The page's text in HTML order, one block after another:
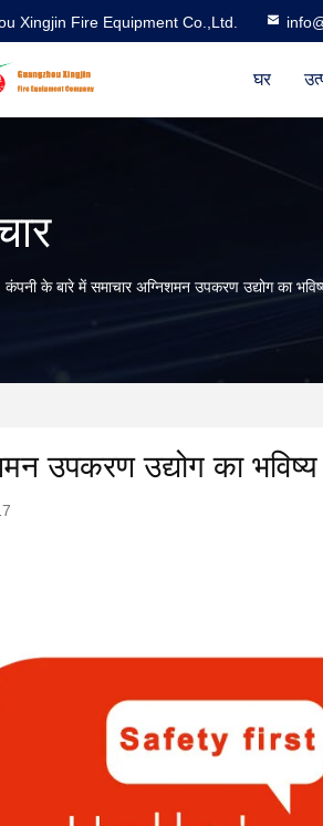
Xingjin Fire Equipment Co.,Ltd.
घर
कंपनी के बारे में समाचार अग्निशमन उपकरण उद्योग का
उपकरण उद्योग का